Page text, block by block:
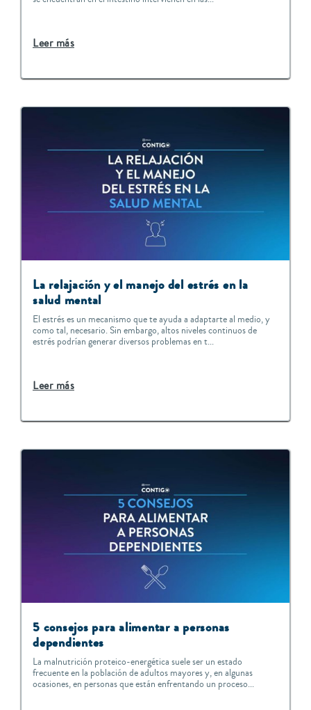
Leer más
La relajación y el manejo del estrés en la
salud mental
El estrés es un mecanismo que te ayuda a adaptarte al medio, y
como tal, necesario. Sin embargo, altos niveles continuos de
estrés podrían generar diversos problemas en t...
Leer más
5 consejos para alimentar a personas
dependientes
La malnutrición proteico-energética suele ser un estado
frecuente en la población de adultos mayores y, en algunas
ocasiones, en personas que están enfrentando un proceso...